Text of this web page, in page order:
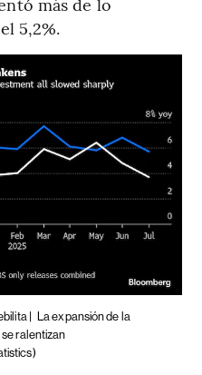
5,2%.
|
La expansión de la
ralentizan